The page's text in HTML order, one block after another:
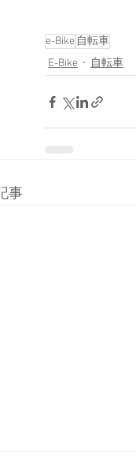
e-Bike 自転車
E-Bike
自転車
事